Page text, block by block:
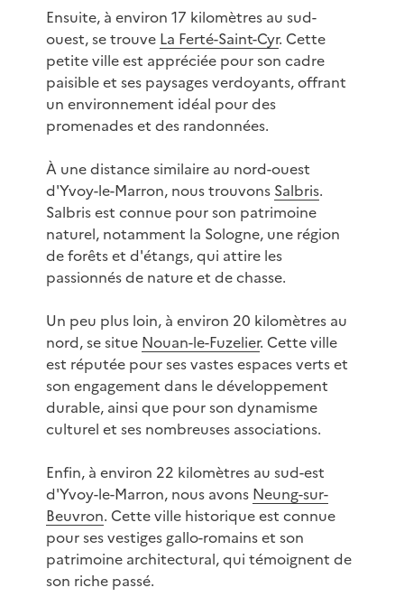
Ensuite, à environ 17 kilomètres au sud-
ouest, se trouve La Ferté-Saint-Cyr. Cette
petite ville est appréciée pour son cadre
paisible et ses paysages verdoyants, offrant
un environnement idéal pour des
promenades et des randonnées.
À une distance similaire au nord-ouest
d'Yvoy-le-Marron, nous trouvons Salbris.
Salbris est connue pour son patrimoine
naturel, notamment la Sologne, une région
de forêts et d'étangs, qui attire les
passionnés de nature et de chasse.
Un peu plus loin, à environ 20 kilomètres au
nord, se situe Nouan-le-Fuzelier. Cette ville
est réputée pour ses vastes espaces verts et
son engagement dans le développement
durable, ainsi que pour son dynamisme
culturel et ses nombreuses associations.
Enfin, à environ 22 kilomètres au sud-est
d'Yvoy-le-Marron, nous avons Neung-sur-
Beuvron. Cette ville historique est connue
pour ses vestiges gallo-romains et son
patrimoine architectural, qui témoignent de
son riche passé.